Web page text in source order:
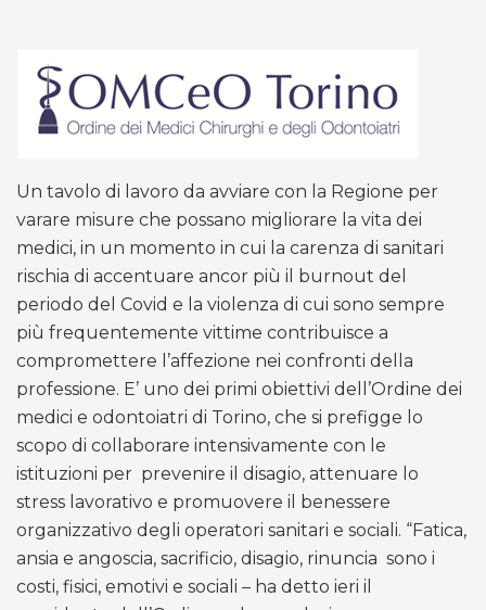
Un tavolo di lavoro da avviare con la Regione per
varare misure che possano migliorare la vita dei
medici, in un momento in cui la carenza di sanitari
rischia di accentuare ancor più il burnout del
periodo del Covid e la violenza di cui sono sempre
più frequentemente vittime contribuisce a
compromettere l’affezione nei confronti della
professione. E’ uno dei primi obiettivi dell’Ordine dei
medici e odontoiatri di Torino, che si prefigge lo
scopo di collaborare intensivamente con le
istituzioni per prevenire il disagio, attenuare lo
stress lavorativo e promuovere il benessere
organizzativo degli operatori sanitari e sociali. “Fatica,
ansia e angoscia, sacrificio, disagio, rinuncia sono i
costi, fisici, emotivi e sociali – ha detto ieri il